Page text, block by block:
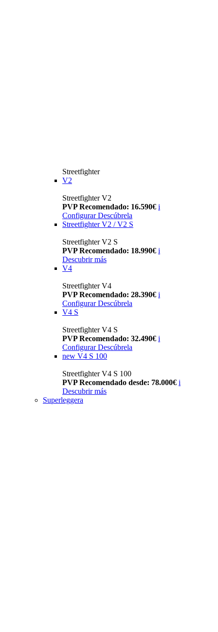
Streetfighter
V2
Streetfighter V2
PVP Recomendado: 16.590€ i
Configurar Descúbrela
Streetfighter V2 / V2 S
Streetfighter V2 S
PVP Recomendado: 18.990€ i
Descubrir más
V4
Streetfighter V4
PVP Recomendado: 28.390€ i
Configurar Descúbrela
V4 S
Streetfighter V4 S
PVP Recomendado: 32.490€ i
Configurar Descúbrela
new V4 S 100
Streetfighter V4 S 100
PVP Recomendado desde: 78.000€ i
Descubrir más
Superleggera